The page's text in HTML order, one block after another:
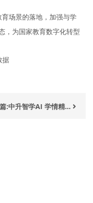
场景的落地，加强与学
，为国家教育数字化转型
据
:中升智学AI 学情精...